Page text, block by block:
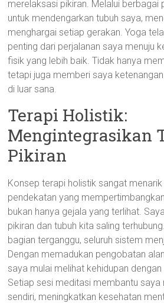
merelaksasi pikiran. Melalui berbagai
untuk mendengarkan tubuh saya,
menghargai setiap gerakan. Yoga
penting dari perjalanan saya menuju
fisik yang lebih baik. Tidak hanya
tetapi juga memberi saya
di luar sana.
Terapi Holistik:
Mengintegrasikan
Pikiran
Konsep terapi holistik sangat
pendekatan yang
bukan hanya gejala yang terlihat.
pikiran dan tubuh kita saling
bagian terganggu, seluruh sistem
Dengan memadukan pengobatan
saya mulai melihat kehidupan
Setiap sesi meditasi membantu saya
sendiri, meningkatkan kesehatan